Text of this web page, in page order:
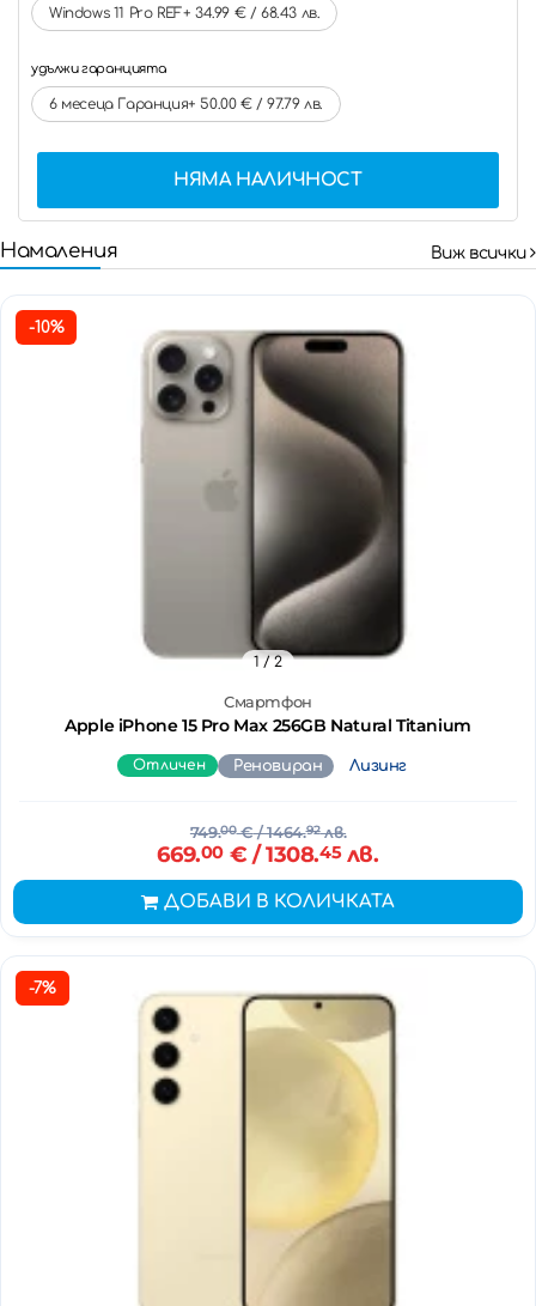
Windows 11 Pro REF+ 34.99 € / 68.43 лв.
удължи гаранцията
6 месеца Гаранция+ 50.00 € / 97.79 лв.
НЯМА НАЛИЧНОСТ
Намаления Виж всички
-10%
Смартфон
Apple iPhone 15 Pro Max 256GB Natural Titanium
1/ 2
Отличен Реновиран Лизинг
749.00€/ 1464.92лв.
669.00€ / 1308.45лв.
ДОБАВИ В КОЛИЧКАТА
-7%